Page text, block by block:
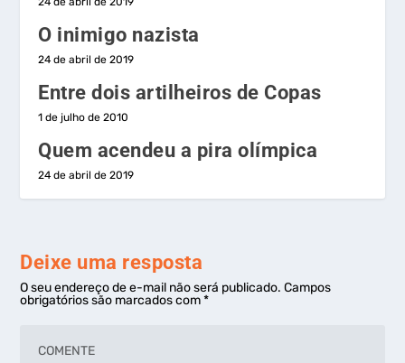
O inimigo nazista
24 de abril de 2019
Entre dois artilheiros de Copas
1 de julho de 2010
Quem acendeu a pira olímpica
24 de abril de 2019
Deixe uma resposta
O seu endereço de e-mail não será publicado. Campos
obrigatórios são marcados com*